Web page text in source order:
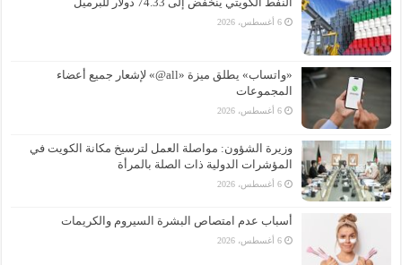
6 أغسطس، 2026
«واتساب» يطلق ميزة «all@» لإشعار جميع أعضاء
المجموعات
6 أغسطس، 2026
وزيرة الشؤون: مواصلة العمل لترسيخ مكانة الكويت في
المؤشرات الدولية ذات الصلة بالمرأة
6 أغسطس، 2026
أسباب عدم امتصاص البشرة السيروم والكريمات
6 أغسطس، 2026